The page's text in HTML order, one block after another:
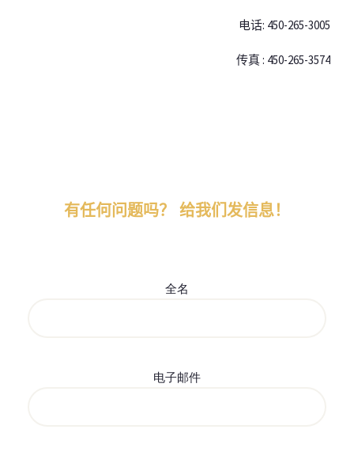
电话: 450-265-3005
传真 : 450-265-3574
有任何问题吗？ 给我们发信息！
全名
电子邮件